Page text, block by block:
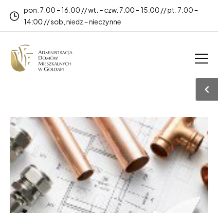
pon. 7:00 – 16:00 // wt. – czw. 7:00 – 15:00 // pt. 7:00 –
14:00 // sob, niedz – nieczynne